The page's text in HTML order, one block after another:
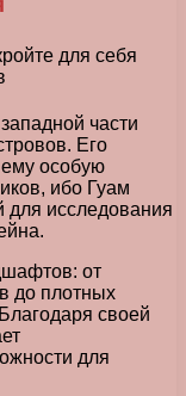
части
Его
особую
ибо Гуам
для исследования
от
до плотных
своей
для